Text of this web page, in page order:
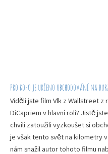
Pro koho je určeno obchodování na
Viděli jste film Vlk z Wallstreet z
DiCapriem v hlavní roli? Jistě
chvíli zatoužili vyzkoušet si
je však tento svět na kilometry
nám snažil autor tohoto filmu